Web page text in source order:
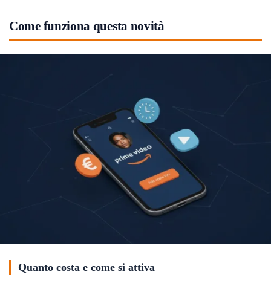
Come funziona questa novità
Quanto costa e come si attiva